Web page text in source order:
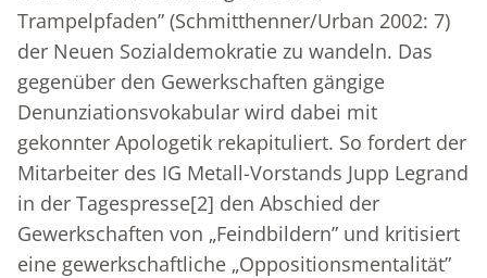
Trampelpfaden” (Schmitthenner/Urban 2002: 7)
der Neuen Sozialdemokratie zu wandeln. Das
gegenüber den Gewerkschaften gängige
Denunziationsvokabular wird dabei mit
gekonnter Apologetik rekapituliert. So fordert der
Mitarbeiter des IG Metall-Vorstands Jupp Legrand
in der Tagespresse[2] den Abschied der
Gewerkschaften von „Feindbildern” und kritisiert
eine gewerkschaftliche „Oppositionsmentalität”